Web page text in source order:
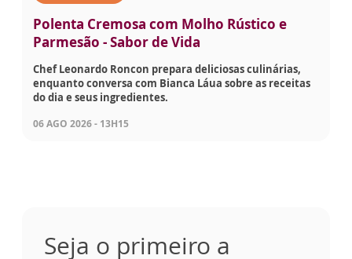
Polenta Cremosa com Molho Rústico e
Parmesão - Sabor de Vida
Chef Leonardo Roncon prepara deliciosas culinárias,
enquanto conversa com Bianca Láua sobre as receitas
do dia e seus ingredientes.
06 AGO 2026 - 13H15
Seja o primeiro a